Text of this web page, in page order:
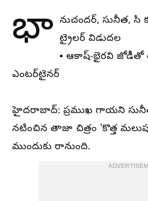
భా నుచందర్, సునీత, సి
ట్రైలర్ విడుదల
▪️ ఆకాష్-భైరవి జోడీతో
ఎంటర్‌టైనర్
హైదరాబాద్: ప్రముఖ గాయని
నటించిన తాజా చిత్రం 'కొత్త
ముందుకు రానుంది.